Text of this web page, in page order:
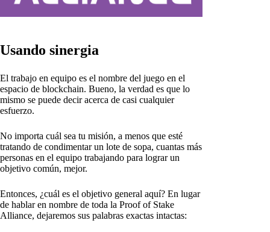
Usando sinergia
El trabajo en equipo es el nombre del juego en el
espacio de blockchain. Bueno, la verdad es que lo
mismo se puede decir acerca de casi cualquier
esfuerzo.
No importa cuál sea tu misión, a menos que esté
tratando de condimentar un lote de sopa, cuantas más
personas en el equipo trabajando para lograr un
objetivo común, mejor.
Entonces, ¿cuál es el objetivo general aquí? En lugar
de hablar en nombre de toda la Proof of Stake
Alliance, dejaremos sus palabras exactas intactas: